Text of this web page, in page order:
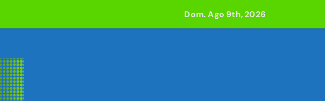
jugar
a Oracle
afecta 800 compilaciones
Dom. Ago 9th, 2026